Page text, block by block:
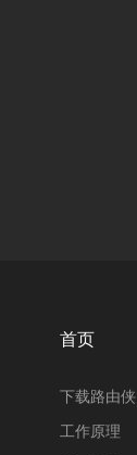
首页
下载路由侠
工作原理